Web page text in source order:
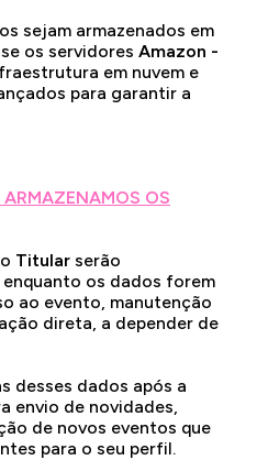
sejam armazenados em
os servidores Amazon -
em nuvem e
para garantir a
OS
Titular serão
os dados forem
ao evento, manutenção
direta, a depender de
desses dados após a
envio de novidades,
de novos eventos que
para o seu perfil.